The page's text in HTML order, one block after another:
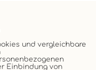
und vergleichbare
Einbindung von